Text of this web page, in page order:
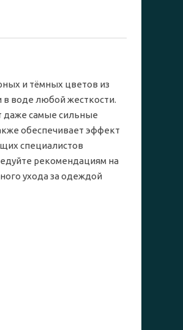
и тёмных цветов из
воде любой жесткости.
даже самые сильные
обеспечивает эффект
специалистов
рекомендациям на
ухода за одеждой